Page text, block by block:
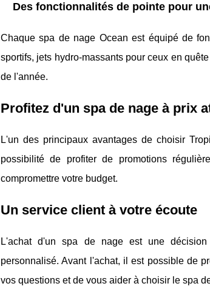
Des fonctionnalités de pointe pour
Chaque spa de nage Ocean est équipé de
sportifs, jets hydro-massants pour ceux en
de l'année.
Profitez d'un spa de nage à prix
L'un des principaux avantages de choisir
possibilité de profiter de promotions
compromettre votre budget.
Un service client à votre écoute
L'achat d'un spa de nage est une décision
personnalisé. Avant l'achat, il est possible de
vos questions et de vous aider à choisir le spa